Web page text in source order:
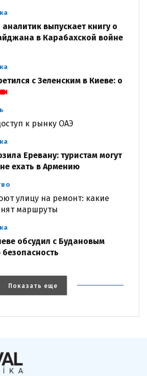
выпускает книгу о
в Карабахской войне
с Зеленским в Киеве: о
к рынку ОАЭ
Еревану: туристам могут
ехать в Армению
улицу на ремонт: какие
маршруты
обсудил с Будановым
Показать еще